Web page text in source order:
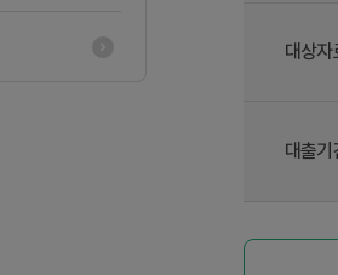
대상자
대출기